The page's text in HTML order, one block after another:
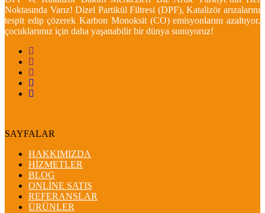
Noktasında Varız! Dizel Partikül Filtresi (DPF), Katalizör arızalarını
tespit edip çözerek Karbon Monoksit (CO) emisyonlarını azaltıyor,
çocuklarımız için daha yaşanabilir bir dünya sunuyoruz!
SAYFALAR
HAKKIMIZDA
HİZMETLER
BLOG
ONLİNE SATIŞ
REFERANSLAR
ÜRÜNLER